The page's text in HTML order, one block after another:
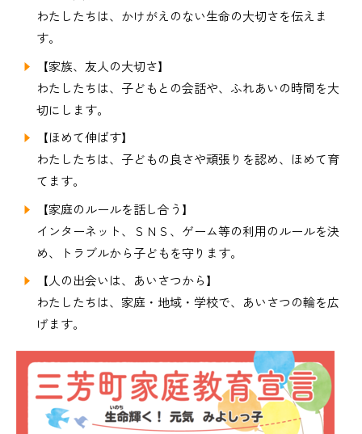
わたしたちは、かけがえのない生命の大切さを伝えま
す。
【家族、友人の大切さ】
わたしたちは、子どもとの会話や、ふれあいの時間を大
切にします。
【ほめて伸ばす】
わたしたちは、子どもの良さや頑張りを認め、ほめて育
てます。
【家庭のルールを話し合う】
インターネット、ＳＮＳ、ゲーム等の利用のルールを決
め、トラブルから子どもを守ります。
【人の出会いは、あいさつから】
わたしたちは、家庭・地域・学校で、あいさつの輪を広
げます。